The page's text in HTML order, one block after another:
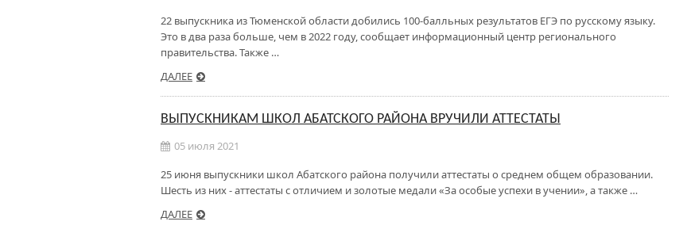
22 выпускника из Тюменской области добились 100-балльных результатов ЕГЭ по русскому языку.
Это в два раза больше, чем в 2022 году, сообщает информационный центр регионального
правительства. Также …
ДАЛЕЕ
ВЫПУСКНИКАМ ШКОЛ АБАТСКОГО РАЙОНА ВРУЧИЛИ АТТЕСТАТЫ
05 июля 2021
25 июня выпускники школ Абатского района получили аттестаты о среднем общем образовании.
Шесть из них - аттестаты с отличием и золотые медали «За особые успехи в учении», а также …
ДАЛЕЕ